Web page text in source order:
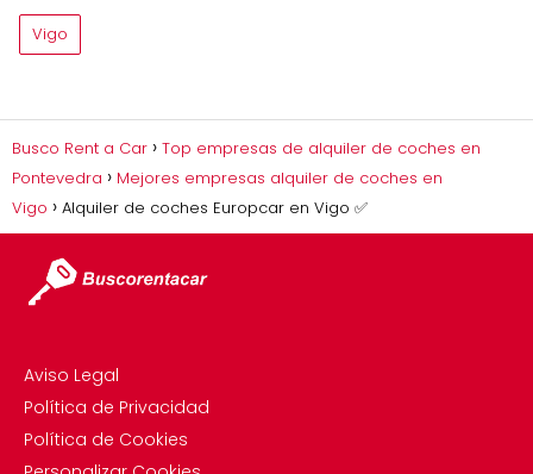
Vigo
Busco Rent a Car
Top empresas de alquiler de coches en
Pontevedra
Mejores empresas alquiler de coches en
Vigo
Alquiler de coches Europcar en Vigo ✅
Aviso Legal
Política de Privacidad
Política de Cookies